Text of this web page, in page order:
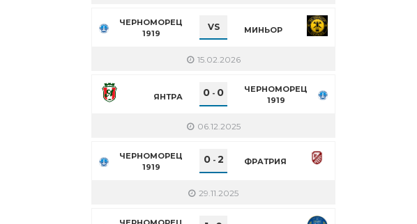
ЧЕРНОМОРЕЦ
1919
VS МИНЬОР
15.02.2026
ЯНТРА 0 - 0
ЧЕРНОМОРЕЦ
1919
06.12.2025
ЧЕРНОМОРЕЦ
1919
0- 2 ФРАТРИЯ
29.11.2025